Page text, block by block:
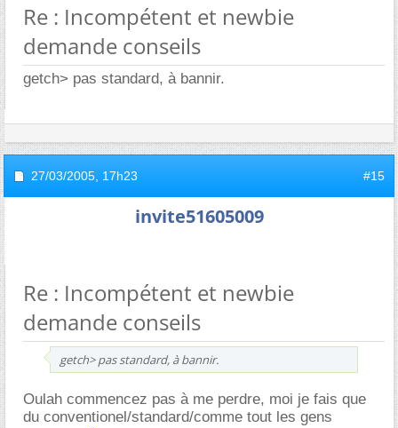
Re : Incompétent et newbie
demande conseils
getch> pas standard, à bannir.
27/03/2005, 17h23 #15
invite51605009
Re : Incompétent et newbie
demande conseils
getch> pas standard, à bannir.
Oulah commencez pas à me perdre, moi je fais que
du conventionel/standard/comme tout les gens